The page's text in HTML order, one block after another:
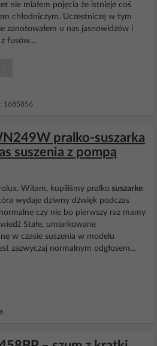
nie miałem pojęcia że istnieje coś
chłodniczym. Uczestniczę w tym
zanotowałem u nas jasnowidzów i
fusów...
1685856
pralko-suszarka
suszenia z pompą
Witam, kupiliśmy pralko suszarke
wydaje dziwny dźwięk podczas
czy nie bo pierwszy raz mamy
Stałe, umiarkowane
w czasie suszenia w modelu
zazwyczaj normalnym odgłosem...